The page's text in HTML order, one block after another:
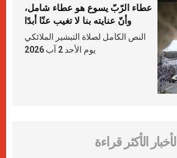
عطاء الرّبّ يسوع هو عطاء شامل،
وأنّ عنايته بنا لا تغيب عنّا أبدًا
النص الكامل لصلاة التبشير الملائكي
يوم الأحد 2 آب 2026
الأخبار الأكثر قراءة